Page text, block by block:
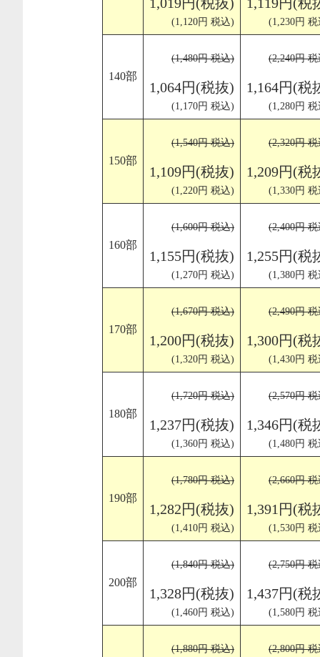
(1,120円 税込) (1,230円
140部
(1,480円 税込)
1,064円(税抜)
(1,170円 税込)
(2,240円
1,164円(税
(1,280円
150部
(1,540円 税込)
1,109円(税抜)
(1,220円 税込)
(2,320円
1,209円(税
(1,330円
160部
(1,600円 税込)
1,155円(税抜)
(1,270円 税込)
(2,400円
1,255円(税
(1,380円
170部
(1,670円 税込)
1,200円(税抜)
(1,320円 税込)
(2,490円
1,300円(税
(1,430円
180部
(1,720円 税込)
1,237円(税抜)
(1,360円 税込)
(2,570円
1,346円(税
(1,480円
190部
(1,780円 税込)
1,282円(税抜)
(1,410円 税込)
(2,660円
1,391円(税
(1,530円
200部
(1,840円 税込)
1,328円(税抜)
(1,460円 税込)
(2,750円
1,437円(税
(1,580円
(1,880円 税込) (2,800円